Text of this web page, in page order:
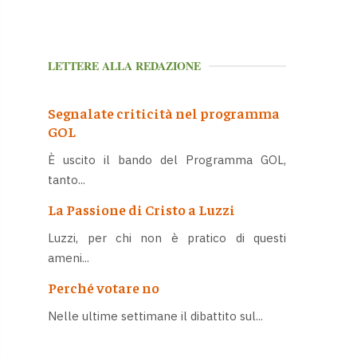
LETTERE ALLA REDAZIONE
Segnalate criticità nel programma
GOL
È uscito il bando del Programma GOL,
tanto...
La Passione di Cristo a Luzzi
Luzzi, per chi non è pratico di questi
ameni...
Perché votare no
Nelle ultime settimane il dibattito sul...